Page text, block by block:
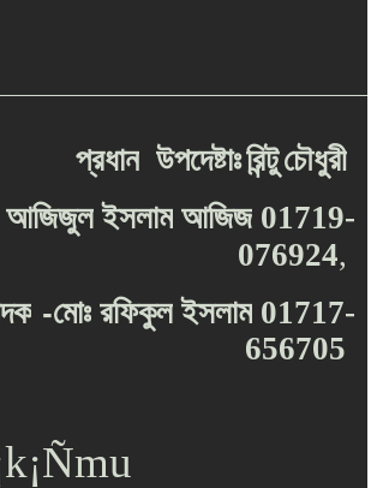
প্রধান উপদেষ্টাঃরিন্টুচৌধুরী
আজিজুল ইসলাম আজিজ 01719-
076924,
-মোঃ রফিকুল ইসলাম 01717-
656705